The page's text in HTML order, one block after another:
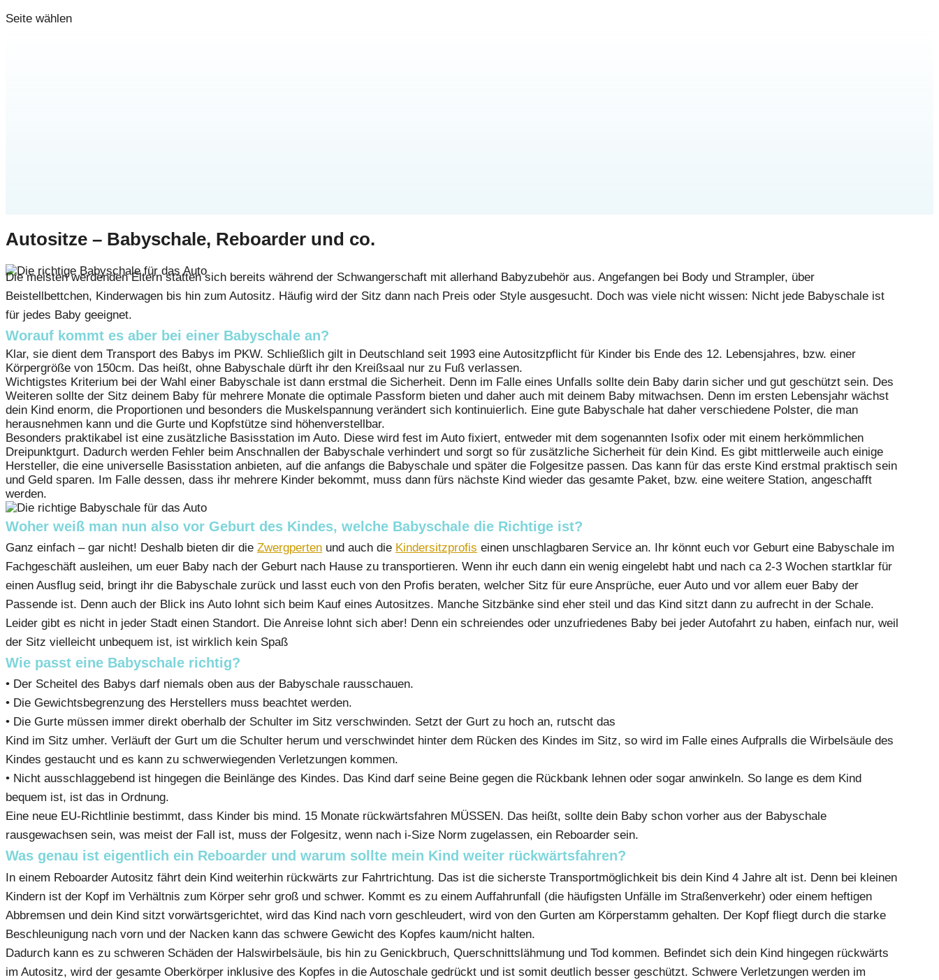
Seite wählen
Autositze – Babyschale, Reboarder und co.
Die meisten werdenden Eltern statten sich bereits während der Schwangerschaft mit allerhand Babyzubehör aus. Angefangen bei Body und Strampler, über
Beistellbettchen, Kinderwagen bis hin zum Autositz. Häufig wird der Sitz dann nach Preis oder Style ausgesucht. Doch was viele nicht wissen: Nicht jede Babyschale ist
für jedes Baby geeignet.
Worauf kommt es aber bei einer Babyschale an?
Klar, sie dient dem Transport des Babys im PKW. Schließlich gilt in Deutschland seit 1993 eine Autositzpflicht für Kinder bis Ende des 12. Lebensjahres, bzw. einer
Körpergröße von 150cm. Das heißt, ohne Babyschale dürft ihr den Kreißsaal nur zu Fuß verlassen.
Wichtigstes Kriterium bei der Wahl einer Babyschale ist dann erstmal die Sicherheit. Denn im Falle eines Unfalls sollte dein Baby darin sicher und gut geschützt sein. Des
Weiteren sollte der Sitz deinem Baby für mehrere Monate die optimale Passform bieten und daher auch mit deinem Baby mitwachsen. Denn im ersten Lebensjahr wächst
dein Kind enorm, die Proportionen und besonders die Muskelspannung verändert sich kontinuierlich. Eine gute Babyschale hat daher verschiedene Polster, die man
herausnehmen kann und die Gurte und Kopfstütze sind höhenverstellbar.
Besonders praktikabel ist eine zusätzliche Basisstation im Auto. Diese wird fest im Auto fixiert, entweder mit dem sogenannten Isofix oder mit einem herkömmlichen
Dreipunktgurt. Dadurch werden Fehler beim Anschnallen der Babyschale verhindert und sorgt so für zusätzliche Sicherheit für dein Kind. Es gibt mittlerweile auch einige
Hersteller, die eine universelle Basisstation anbieten, auf die anfangs die Babyschale und später die Folgesitze passen. Das kann für das erste Kind erstmal praktisch sein
und Geld sparen. Im Falle dessen, dass ihr mehrere Kinder bekommt, muss dann fürs nächste Kind wieder das gesamte Paket, bzw. eine weitere Station, angeschafft
werden.
Woher weiß man nun also vor Geburt des Kindes, welche Babyschale die Richtige ist?
Ganz einfach – gar nicht! Deshalb bieten dir die Zwergperten und auch die Kindersitzprofis einen unschlagbaren Service an. Ihr könnt euch vor Geburt eine Babyschale im
Fachgeschäft ausleihen, um euer Baby nach der Geburt nach Hause zu transportieren. Wenn ihr euch dann ein wenig eingelebt habt und nach ca 2-3 Wochen startklar für
einen Ausflug seid, bringt ihr die Babyschale zurück und lasst euch von den Profis beraten, welcher Sitz für eure Ansprüche, euer Auto und vor allem euer Baby der
Passende ist. Denn auch der Blick ins Auto lohnt sich beim Kauf eines Autositzes. Manche Sitzbänke sind eher steil und das Kind sitzt dann zu aufrecht in der Schale.
Leider gibt es nicht in jeder Stadt einen Standort. Die Anreise lohnt sich aber! Denn ein schreiendes oder unzufriedenes Baby bei jeder Autofahrt zu haben, einfach nur, weil
der Sitz vielleicht unbequem ist, ist wirklich kein Spaß
Wie passt eine Babyschale richtig?
• Der Scheitel des Babys darf niemals oben aus der Babyschale rausschauen.
• Die Gewichtsbegrenzung des Herstellers muss beachtet werden.
• Die Gurte müssen immer direkt oberhalb der Schulter im Sitz verschwinden. Setzt der Gurt zu hoch an, rutscht das
Kind im Sitz umher. Verläuft der Gurt um die Schulter herum und verschwindet hinter dem Rücken des Kindes im Sitz, so wird im Falle eines Aufpralls die Wirbelsäule des
Kindes gestaucht und es kann zu schwerwiegenden Verletzungen kommen.
• Nicht ausschlaggebend ist hingegen die Beinlänge des Kindes. Das Kind darf seine Beine gegen die Rückbank lehnen oder sogar anwinkeln. So lange es dem Kind
bequem ist, ist das in Ordnung.
Eine neue EU-Richtlinie bestimmt, dass Kinder bis mind. 15 Monate rückwärtsfahren MÜSSEN. Das heißt, sollte dein Baby schon vorher aus der Babyschale
rausgewachsen sein, was meist der Fall ist, muss der Folgesitz, wenn nach i-Size Norm zugelassen, ein Reboarder sein.
Was genau ist eigentlich ein Reboarder und warum sollte mein Kind weiter rückwärtsfahren?
In einem Reboarder Autositz fährt dein Kind weiterhin rückwärts zur Fahrtrichtung. Das ist die sicherste Transportmöglichkeit bis dein Kind 4 Jahre alt ist. Denn bei kleinen
Kindern ist der Kopf im Verhältnis zum Körper sehr groß und schwer. Kommt es zu einem Auffahrunfall (die häufigsten Unfälle im Straßenverkehr) oder einem heftigen
Abbremsen und dein Kind sitzt vorwärtsgerichtet, wird das Kind nach vorn geschleudert, wird von den Gurten am Körperstamm gehalten. Der Kopf fliegt durch die starke
Beschleunigung nach vorn und der Nacken kann das schwere Gewicht des Kopfes kaum/nicht halten.
Dadurch kann es zu schweren Schäden der Halswirbelsäule, bis hin zu Genickbruch, Querschnittslähmung und Tod kommen. Befindet sich dein Kind hingegen rückwärts
im Autositz, wird der gesamte Oberkörper inklusive des Kopfes in die Autoschale gedrückt und ist somit deutlich besser geschützt. Schwere Verletzungen werden im